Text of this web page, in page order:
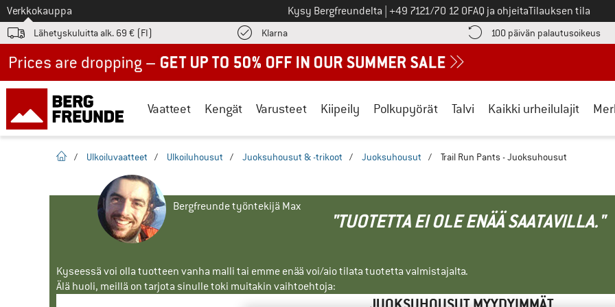
Tästä siirtyäksesi
Verkkokauppa Kysy Bergfreundelta Soita meille
+49 7121/70 12 0FAQ ja ohjeitaTilauksen tila
Lähetyskuluitta alk. 69 € (FI) KlarnaLöydä maksutiedot täältä! Avautuu tietokentässä 100 päivän palautusoikeus
Vaatteet Kengät Varusteet Kiipeily Polkupyörät Talvi Kaikki urheilulajit
Kotisivu
/ Ulkoiluvaatteet / Ulkoiluhousut / Juoksuhousut & -trikoot / Juoksuhousut / Trail Run Pants - Juoksuhousut
Bergfreunde työntekijä Max
"TUOTETTA EI OLE ENÄÄ SAATAVILLA."
Kyseessä voi olla tuotteen vanha malli tai emme enää voi/aio tilata tuotetta valmistajalta.
Älä huoli, meillä on tarjota sinulle toki muitakin vaihtoehtoja: